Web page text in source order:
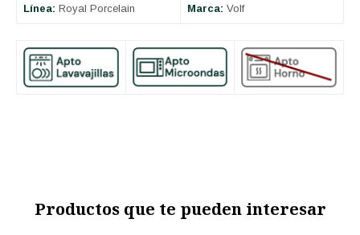
Línea: Royal Porcelain Marca: Volf
Productos que te pueden interesar